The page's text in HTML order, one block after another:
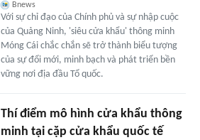
Bnews
Với sự chỉ đạo của Chính phủ và sự nhập cuộc
của Quảng Ninh, 'siêu cửa khẩu' thông minh
Móng Cái chắc chắn sẽ trở thành biểu tượng
của sự đổi mới, minh bạch và phát triển bền
vững nơi địa đầu Tổ quốc.
Thí điểm mô hình cửa khẩu thông
minh tại cặp cửa khẩu quốc tế